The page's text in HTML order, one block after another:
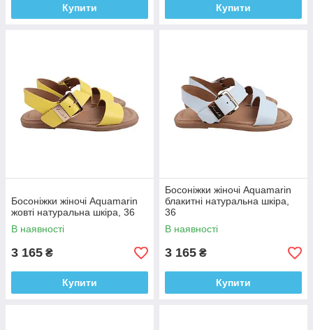
Купити Купити
Босоніжки жіночі Aquamarin
жовті натуральна шкіра, 36
В наявності
3 165 ₴
Купити
Босоніжки жіночі Aquamarin
блакитні натуральна шкіра,
36
В наявності
3 165 ₴
Купити